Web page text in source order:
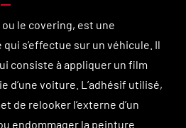
le covering, est une
s’effectue sur un véhicule. Il
consiste à appliquer un film
d’une voiture. L’adhésif utilisé,
de relooker l’externe d’un
endommager la peinture